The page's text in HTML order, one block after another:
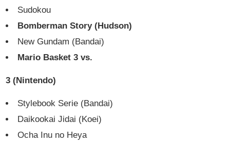
Sudokou
Bomberman Story (Hudson)
New Gundam (Bandai)
Mario Basket 3 vs.
3 (Nintendo)
Stylebook Serie (Bandai)
Daikookai Jidai (Koei)
Ocha Inu no Heya